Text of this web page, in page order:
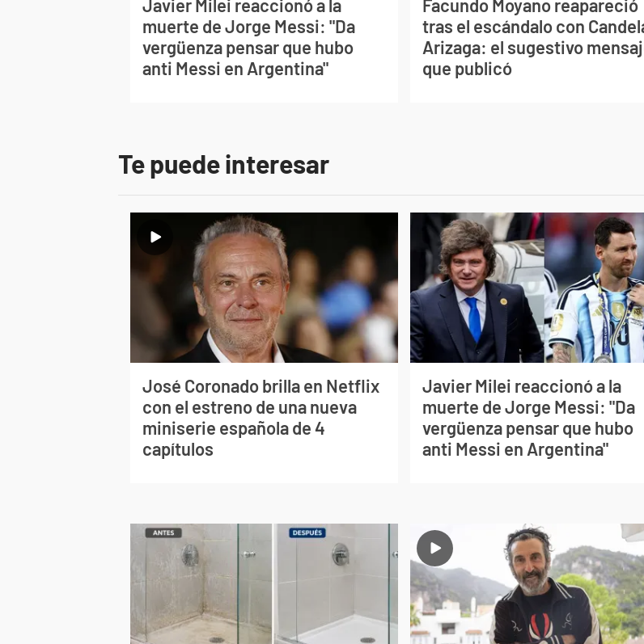
Javier Milei reaccionó a la
muerte de Jorge Messi: "Da
vergüenza pensar que hubo
anti Messi en Argentina"
Facundo Moyano reapareció
tras el escándalo con
Arizaga: el sugestivo
que publicó
Te puede interesar
José Coronado brilla en Netflix
con el estreno de una nueva
miniserie española de 4
capítulos
Javier Milei reaccionó a la
muerte de Jorge Messi: "Da
vergüenza pensar que hubo
anti Messi en Argentina"